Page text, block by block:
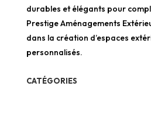
durables et élégants pour
Prestige Aménagements
dans la création d’espaces
personnalisés.
CATÉGORIES